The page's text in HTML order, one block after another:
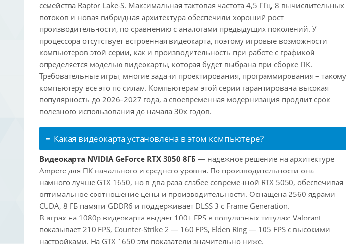
семейства Raptor Lake-S. Максимальная тактовая частота 4,5 ГГц, 8 вычислительных
потоков и новая гибридная архитектура обеспечили хороший рост
производительности, по сравнению с аналогами предыдущих поколений. У
процессора отсутствует встроенная видеокарта, поэтому игровые возможности
компьютеров этой серии, как и производительность при работе с графикой
определяется моделью видеокарты, которая будет выбрана при сборке ПК.
Требовательные игры, многие задачи проектирования, программирования – такому
компьютеру все это по силам. Компьютерам этой серии гарантирована высокая
популярность до 2026–2027 года, а своевременная модернизация продлит срок
полезного использования до начала 30х годов.
Какая видеокарта установлена в этом компьютере?
Видеокарта NVIDIA GeForce RTX 3050 8ГБ — надёжное решение на архитектуре
Ampere для ПК начального и среднего уровня. По производительности она
намного лучше GTX 1650, но в два раза слабее современной RTX 5050, обеспечивая
оптимальное соотношение цены и производительности. Оснащена 2560 ядрами
CUDA, 8 ГБ памяти GDDR6 и поддерживает DLSS 3 с Frame Generation.
В играх на 1080p видеокарта выдаёт 100+ FPS в популярных титулах: Valorant
показывает 210 FPS, Counter-Strike 2 — 160 FPS, Elden Ring — 105 FPS с высокими
настройками. На GTX 1650 эти показатели значительно ниже.